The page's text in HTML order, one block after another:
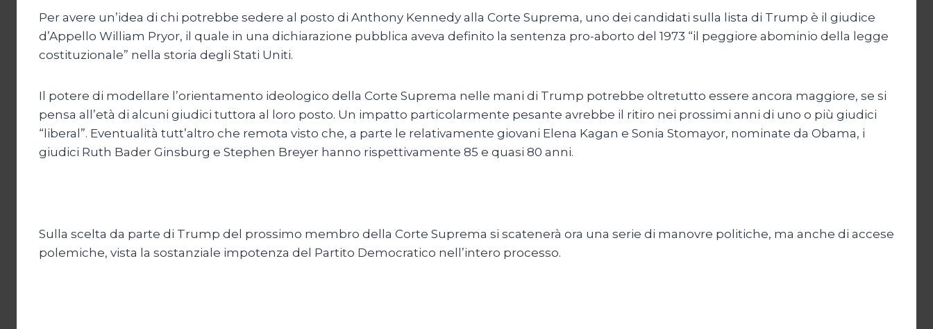
Per avere un’idea di chi potrebbe sedere al posto di Anthony Kennedy alla Corte Suprema, uno dei candidati sulla lista di Trump è il giudice
d’Appello William Pryor, il quale in una dichiarazione pubblica aveva definito la sentenza pro-aborto del 1973 “il peggiore abominio della legge
costituzionale” nella storia degli Stati Uniti.
Il potere di modellare l’orientamento ideologico della Corte Suprema nelle mani di Trump potrebbe oltretutto essere ancora maggiore, se si
pensa all’età di alcuni giudici tuttora al loro posto. Un impatto particolarmente pesante avrebbe il ritiro nei prossimi anni di uno o più giudici
“liberal”. Eventualità tutt’altro che remota visto che, a parte le relativamente giovani Elena Kagan e Sonia Stomayor, nominate da Obama, i
giudici Ruth Bader Ginsburg e Stephen Breyer hanno rispettivamente 85 e quasi 80 anni.
Sulla scelta da parte di Trump del prossimo membro della Corte Suprema si scatenerà ora una serie di manovre politiche, ma anche di accese
polemiche, vista la sostanziale impotenza del Partito Democratico nell’intero processo.